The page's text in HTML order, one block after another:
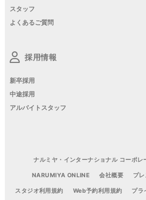
スタッフ
よくあるご質問
採用情報
新卒採用
中途採用
アルバイトスタッフ
ナルミヤ・インターナショナル コーポレ
NARUMIYA ONLINE 会社概要 プ
スタジオ利用規約 Web予約利用規約 プラ